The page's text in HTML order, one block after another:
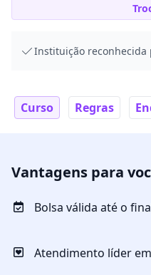
Instituição reconhecida
Curso Regras
Vantagens para
Bolsa válida até o
Atendimento líder